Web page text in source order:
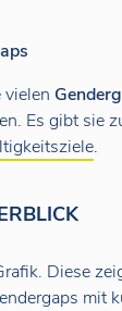
vielen
Es gibt sie
.
Diese
mit